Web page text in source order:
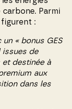
Parmi
figurent :
« bonus GES
issues de
et destinée à
aux
dans les